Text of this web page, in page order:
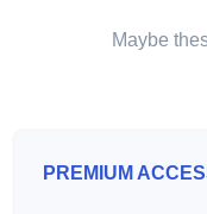
Maybe
PREMIUM